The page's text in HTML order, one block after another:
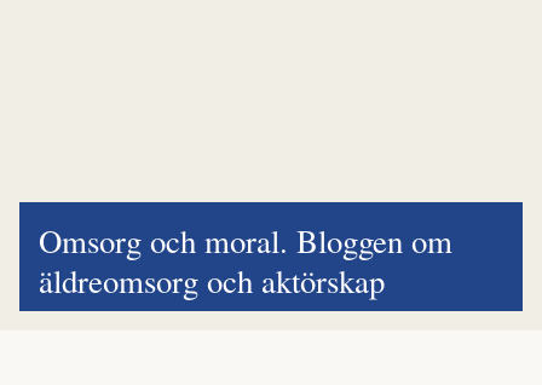
Omsorg och moral. Bloggen om
äldreomsorg och aktörskap